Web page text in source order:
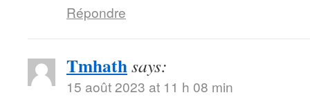
Répondre
Tmhathsays:
15 août 2023 at 11 h 08 min